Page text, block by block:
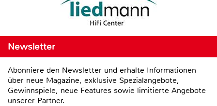
Newsletter
Abonniere den Newsletter und erhalte Informationen
über neue Magazine, exklusive Spezialangebote,
Gewinnspiele, neue Features sowie limitierte Angebote
unserer Partner.